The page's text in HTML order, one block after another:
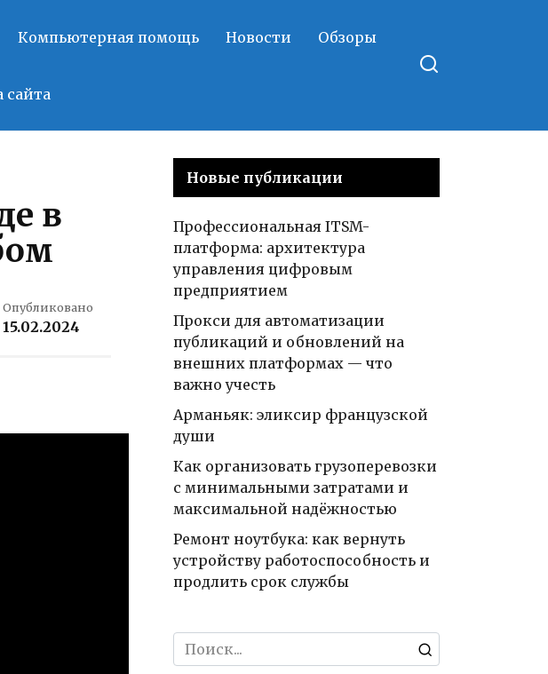
Компьютерная помощь Новости Обзоры
сайта
в
Опубликовано
15.02.2024
Новые публикации
Профессиональная ITSM-
платформа: архитектура
управления цифровым
предприятием
Прокси для автоматизации
публикаций и обновлений на
внешних платформах — что
важно учесть
Арманьяк: эликсир французской
души
Как организовать грузоперевозки
с минимальными затратами и
максимальной надёжностью
Ремонт ноутбука: как вернуть
устройству работоспособность и
продлить срок службы
Search
for: